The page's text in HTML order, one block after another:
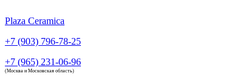
Plaza Ceramica
+7 (903) 796-78-25
+7 (965) 231-06-96
(Москва и Московская область)